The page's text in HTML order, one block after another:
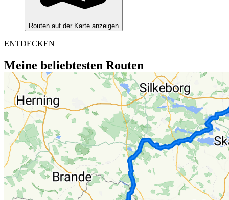
Routen auf der Karte anzeigen
ENTDECKEN
Meine beliebtesten Routen